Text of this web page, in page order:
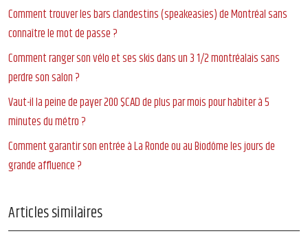
Comment trouver les bars clandestins (speakeasies) de Montréal sans
connaître le mot de passe ?
Comment ranger son vélo et ses skis dans un 3 1/2 montréalais sans
perdre son salon ?
Vaut-il la peine de payer 200 $CAD de plus par mois pour habiter à 5
minutes du métro ?
Comment garantir son entrée à La Ronde ou au Biodôme les jours de
grande affluence ?
Articles similaires